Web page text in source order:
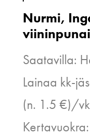
Nurmi,
Saatavilla:
Lainaa kk-
(n. 1.5 €)/